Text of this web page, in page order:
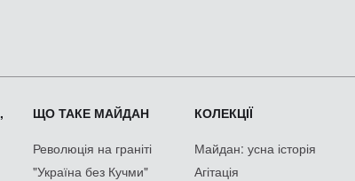
ЩО ТАКЕ МАЙДАН
Революція на граніті
"Україна без Кучми"
КОЛЕКЦІЇ
Майдан: усна історія
Агітація